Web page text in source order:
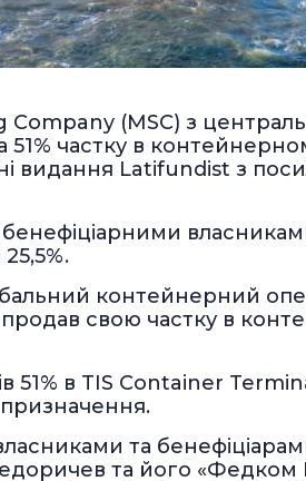
(MSC) з
51% частку в
видання Latifundist з
контейнерний
свою частку в
51% в TIS Container
призначення.
та
та його «Федком